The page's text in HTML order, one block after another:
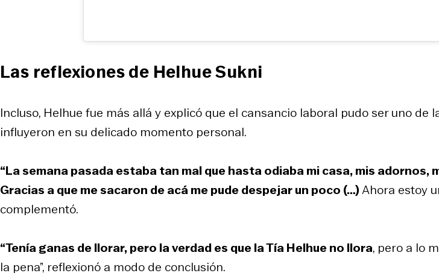
Las reflexiones de Helhue Sukni
Incluso, Helhue fue más allá y explicó que el cansancio laboral pudo ser uno de
influyeron en su delicado momento personal.
“La semana pasada estaba tan mal que hasta odiaba mi casa, mis adornos,
Gracias a que me sacaron de acá me pude despejar un poco (…)Ahora estoy
complementó.
“Tenía ganas de llorar, pero la verdad es que la Tía Helhue no llora, pero a lo
la pena”, reflexionó a modo de conclusión.